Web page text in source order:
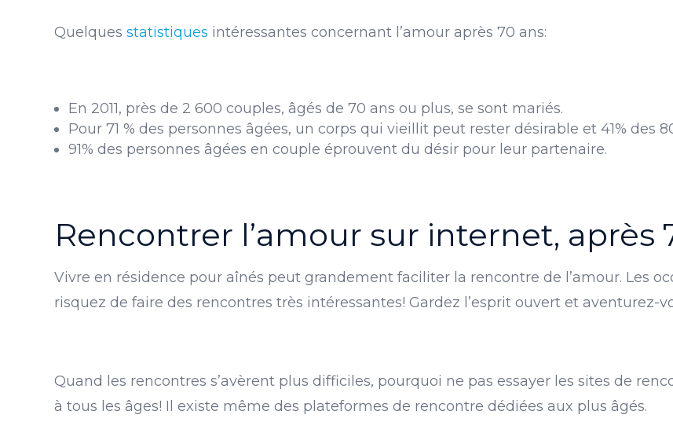
Quelquesstatistiques intéressantes concernant l’amour après 70 ans:
En 2011, près de 2 600 couples, âgés de 70 ans ou plus, se sont mariés.
Pour 71 % des personnes âgées, un corps qui vieillit peut rester désirable et 41% des
91% des personnes âgées en couple éprouvent du désir pour leur partenaire.
Rencontrer l’amour sur internet, après
Vivre en résidence pour aînés peut grandement faciliter la rencontre de l’amour. Les
risquez de faire des rencontres très intéressantes! Gardez l’esprit ouvert et aventurez-
Quand les rencontres s’avèrent plus difficiles, pourquoi ne pas essayer les sites de
à tous les âges! Il existe même des plateformes de rencontre dédiées aux plus âgés.